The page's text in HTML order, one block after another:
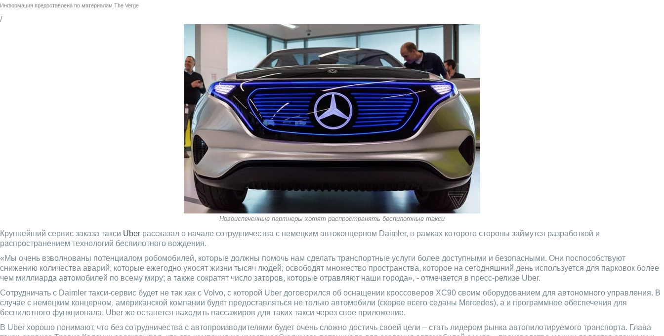
Информация предоставлена по материалам The Verge
/
Новоиспеченные партнеры хотят распространять беспилотные такси
Крупнейший сервис заказа такси Uber рассказал о начале сотрудничества с немецким автоконцерном Daimler, в рамках которого стороны займутся разработкой и
распространением технологий беспилотного вождения.
«Мы очень взволнованы потенциалом робомобилей, которые должны помочь нам сделать транспортные услуги более доступными и безопасными. Они поспособствуют
снижению количества аварий, которые ежегодно уносят жизни тысяч людей; освободят множество пространства, которое на сегодняшний день используется для парковок более
чем миллиарда автомобилей по всему миру; а также сократят число заторов, которые отравляют наши города», - отмечается в пресс-релизе Uber.
Сотрудничать с Daimler такси-сервис будет не так как c Volvo, с которой Uber договорился об оснащении кроссоверов XC90 своим оборудованием для автономного управления. В
случае с немецким концерном, американской компании будет предоставляться не только автомобили (скорее всего седаны Mercedes), а и программное обеспечения для
беспилотного функционала. Uber же останется находить пассажиров для таких такси через свое приложение.
В Uber хорошо понимают, что без сотрудничества с автопроизводителями будет очень сложно достичь своей цели – стать лидером рынка автопилотируемого транспорта. Глава